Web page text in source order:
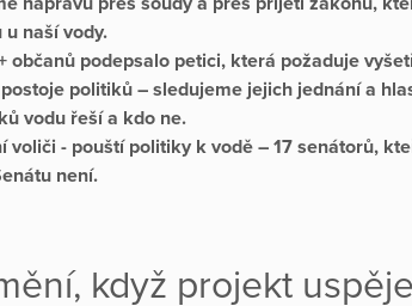
naší vody.
občanů podepsalo petici, která požaduje
politiků – sledujeme jejich jednání a
vodu řeší a kdo ne.
voliči - pouští politiky k vodě – 17 senátorů,
není.
když projekt